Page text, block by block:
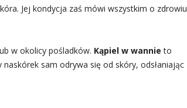
Jej kondycja zaś mówi wszystkim o zdrowiu
w okolicy pośladków. Kąpiel w wannie to
sam odrywa się od skóry, odsłaniając